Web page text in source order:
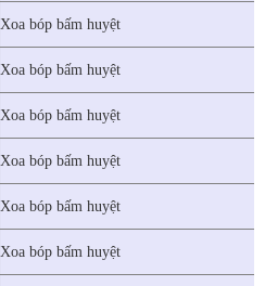
Xoa bóp bấm huyệt
Xoa bóp bấm huyệt
Xoa bóp bấm huyệt
Xoa bóp bấm huyệt
Xoa bóp bấm huyệt
Xoa bóp bấm huyệt